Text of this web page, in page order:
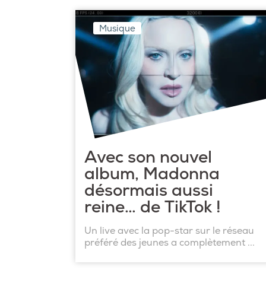
Musique
Avec son nouvel
album, Madonna
désormais aussi
reine… de TikTok !
Un live avec la pop-star sur le réseau
préféré des jeunes a complètement ...